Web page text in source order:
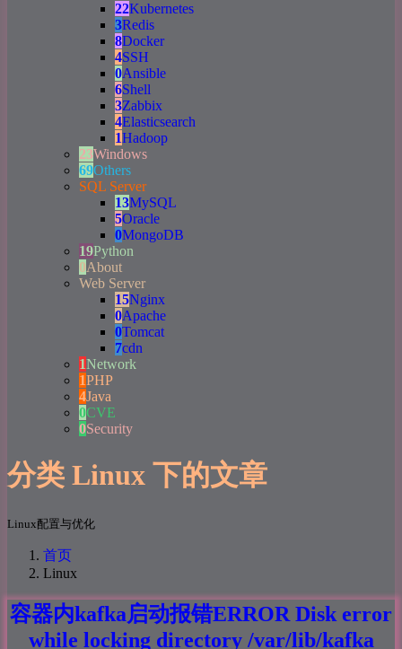
22Kubernetes
3Redis
8Docker
4SSH
0Ansible
6Shell
3Zabbix
4Elasticsearch
1Hadoop
23Windows
69Others
SQL Server
13MySQL
5Oracle
0MongoDB
19Python
0About
Web Server
15Nginx
0Apache
0Tomcat
7cdn
1Network
1PHP
4Java
0CVE
0Security
分类 Linux 下的文章
Linux配置与优化
首页
Linux
容器内kafka启动报错ERROR Disk error
while locking directory /var/lib/kafka